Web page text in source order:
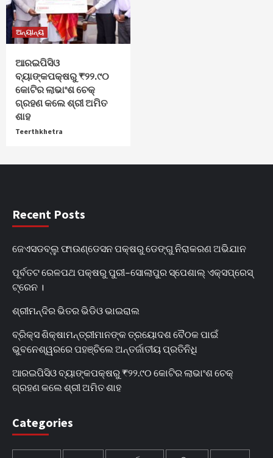
ଅନ୍ୟାନ୍ୟ
ଆରଇପିସିଓ
ବ୍ୟାଙ୍କପକ୍ଷରୁ ₹୨୨.୯୦
କୋଟିର ଲାଭାଂଶ ଚେକ୍
ଗ୍ରହଣ କଲେ ଶ୍ରୀ ଅମିତ
ଶାହ
Teerthkhetra
Recent Posts
ଜେଏସଡବ୍ଲୁ ଫାଉଣ୍ଡେସନ ପକ୍ଷରୁ ଡେଙ୍ଗୁ ନିରାକରଣ ଅଭିଯାନ
ପୂର୍ବତଟ ରେଳପଥ ପକ୍ଷରୁ ପୁରୀ–ସୋଲାପୁର ସ୍ପେଶାଲ୍ ଏକ୍ସପ୍ରେସ୍
ଟ୍ରେନ ।
ଶ୍ରୀମନ୍ଦିର ଭିତର ଭିଡିଓ ଭାଇରାଲ
ବ୍ରିକ୍ସ ଶିକ୍ଷାମନ୍ତ୍ରୀମାନଙ୍କ ତ୍ରୟୋଦଶ ବୈଠକ ପାଇଁ
ଭୁବନେଶ୍ୱରରେ ପହଞ୍ଚିଲେ ଅନ୍ତର୍ଜାତୀୟ ପ୍ରତିନିଧି
ଆରଇପିସିଓ ବ୍ୟାଙ୍କପକ୍ଷରୁ ₹୨୨.୯୦ କୋଟିର ଲାଭାଂଶ ଚେକ୍
ଗ୍ରହଣ କଲେ ଶ୍ରୀ ଅମିତ ଶାହ
Categories